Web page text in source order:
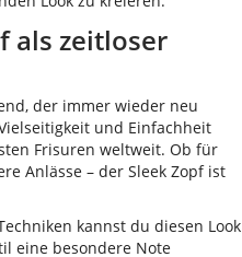
als zeitloser
der immer wieder neu
und Einfachheit
Frisuren weltweit. Ob für
Anlässe – der Sleek Zopf ist
kannst du diesen Look
eine besondere Note